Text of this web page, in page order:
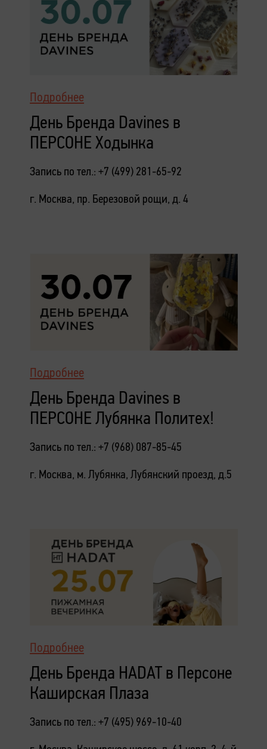
Подробнее
День Бренда Davines в
ПЕРСОНЕ Ходынка
Запись по тел.: +7 (499) 281-65-92
г. Москва, пр. Березовой рощи, д. 4
Подробнее
День Бренда Davines в
ПЕРСОНЕ Лубянка Политех!
Запись по тел.: +7 (968) 087-85-45
г. Москва, м. Лубянка, Лубянский проезд, д.5
Подробнее
День Бренда HADAT в Персоне
Каширская Плаза
Запись по тел.: +7 (495) 969-10-40